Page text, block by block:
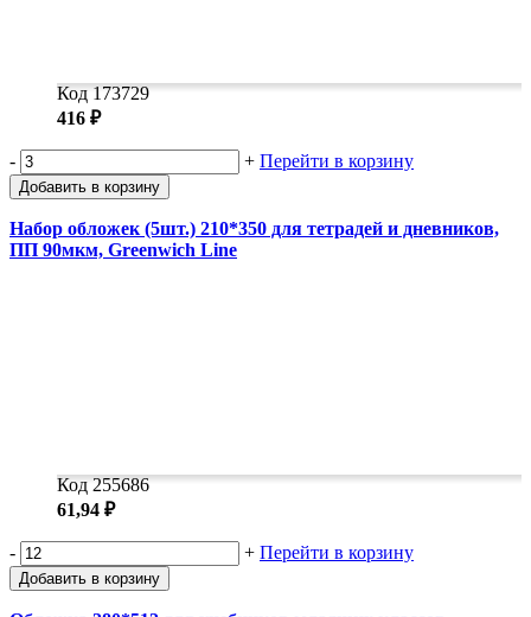
Код 173729
416 ₽
- + Перейти в корзину
Добавить в корзину
Набор обложек (5шт.) 210*350 для тетрадей и дневников,
ПП 90мкм, Greenwich Line
Код 255686
61,94 ₽
- + Перейти в корзину
Добавить в корзину